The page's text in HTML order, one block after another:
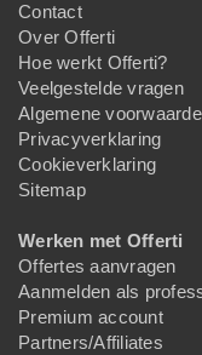
Contact
Over Offerti
Hoe werkt Offerti?
Veelgestelde vragen
Algemene
Privacyverklaring
Cookieverklaring
Sitemap
Werken met Offerti
Offertes aanvragen
Aanmelden als
Premium account
Partners/Affiliates